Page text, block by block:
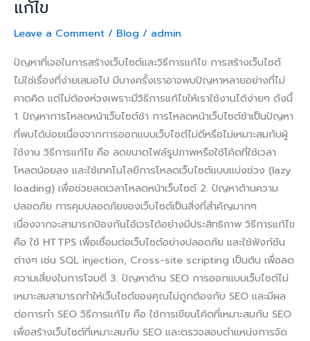
แก้ไข
Leave a Comment / Blog / admin
ปัญหาที่เจอในการสร้างเว็บไซต์และวิธีการแก้ไข การสร้างเว็บไซต์
ไม่ใช่เรื่องที่ง่ายเสมอไป มีบางครั้งเราอาจพบปัญหาหลายอย่างที่ไม่
คาดคิด แต่ไม่ต้องห่วงเพราะมีวิธีการแก้ไขให้เราใช้งานได้ง่ายๆ ดังนี้
1. ปัญหาการโหลดหน้าเว็บไซต์ช้า การโหลดหน้าเว็บไซต์ช้าเป็นปัญหา
ที่พบได้บ่อยเนื่องจากการออกแบบเว็บไซต์ไม่ดีหรือไม่เหมาะสมกับผู้
ใช้งาน วิธีการแก้ไข คือ ลดขนาดไฟล์รูปภาพหรือใช้โค้ดที่ใช้เวลา
โหลดน้อยลง และใช้เทคโนโลยีการโหลดเว็บไซต์แบบแบ่งช่วง (lazy
loading) เพื่อช่วยลดเวลาโหลดหน้าเว็บไซต์ 2. ปัญหาด้านความ
ปลอดภัย การคุมปลอดภัยของเว็บไซต์เป็นสิ่งที่สำคัญมากๆ
เนื่องจากจะสามารถป้องกันไอ้เวรได้อย่างมีประสิทธิภาพ วิธีการแก้ไข
คือ ใช้ HTTPS เพื่อเชื่อมต่อเว็บไซต์อย่างปลอดภัย และใช้ฟังก์ชัน
ต่างๆ เช่น SQL injection, Cross-site scripting เป็นต้น เพื่อลด
ความเสี่ยงในการโจมตี 3. ปัญหาด้าน SEO การออกแบบเว็บไซต์ไม่
เหมาะสมสามารถทำให้เว็บไซต์ของคุณไม่ถูกต้องกับ SEO และมีผล
ต่อการทำ SEO วิธีการแก้ไข คือ ใช้การเขียนโค้ดที่เหมาะสมกับ SEO
เพื่อสร้างเว็บไซต์ที่เหมาะสมกับ SEO และตรวจสอบตำแหน่งการจัด